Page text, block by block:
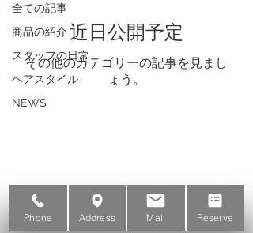
全ての記事
商品の紹介
スタッフの日常
ヘアスタイル
NEWS
近日公開予定
その他のカテゴリーの記事を見まし
ょう。
Phone Address Mail Reserve